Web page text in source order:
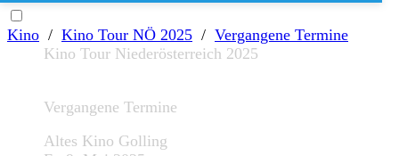
Kino / Kino Tour NÖ 2025 / Vergangene Termine
Kino Tour Niederösterreich 2025
Vergangene Termine
Altes Kino Golling